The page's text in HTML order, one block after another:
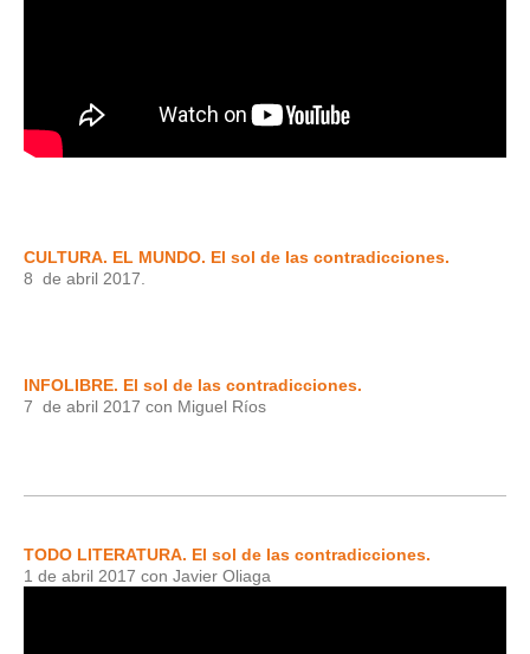
CULTURA. EL MUNDO. El sol de las contradicciones.
8 de abril 2017.
INFOLIBRE. El sol de las contradicciones.
7 de abril 2017 con Miguel Ríos
TODO LITERATURA. El sol de las contradicciones.
1 de abril 2017 con Javier Oliaga